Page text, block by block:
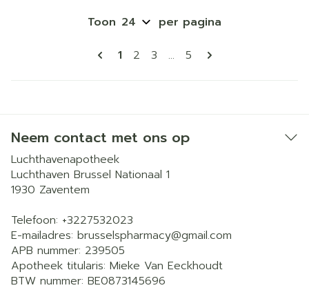
Pagina's
U lees momenteel pagina
1 Pagina
2 Pagina
3 ... Pagina
5
Toon per pagina
Neem contact met ons op
Luchthavenapotheek
Luchthaven Brussel Nationaal 1
1930 Zaventem
Telefoon: +3227532023
E-mailadres: brusselspharmacy@gmail.com
APB nummer: 239505
Apotheek titularis: Mieke Van Eeckhoudt
BTW nummer: BE0873145696